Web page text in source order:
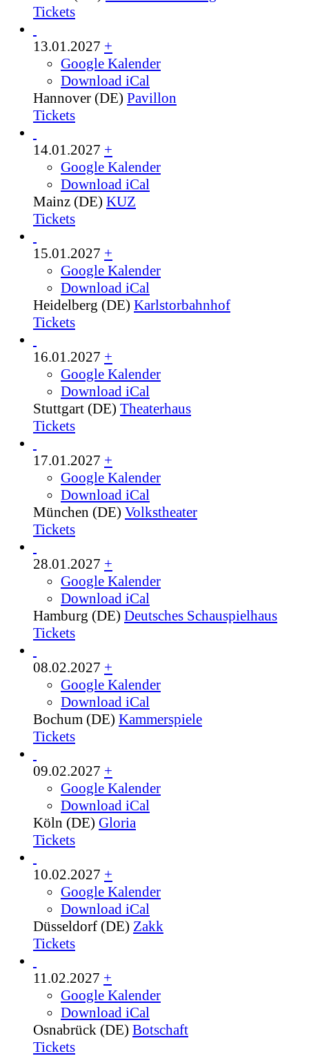
Tickets
13.01.2027 +
Google Kalender
Download iCal
Hannover (DE) Pavillon
Tickets
14.01.2027 +
Google Kalender
Download iCal
Mainz (DE) KUZ
Tickets
15.01.2027 +
Google Kalender
Download iCal
Heidelberg (DE) Karlstorbahnhof
Tickets
16.01.2027 +
Google Kalender
Download iCal
Stuttgart (DE) Theaterhaus
Tickets
17.01.2027 +
Google Kalender
Download iCal
München (DE) Volkstheater
Tickets
28.01.2027 +
Google Kalender
Download iCal
Hamburg (DE) Deutsches Schauspielhaus
Tickets
08.02.2027 +
Google Kalender
Download iCal
Bochum (DE) Kammerspiele
Tickets
09.02.2027 +
Google Kalender
Download iCal
Köln (DE) Gloria
Tickets
10.02.2027 +
Google Kalender
Download iCal
Düsseldorf (DE) Zakk
Tickets
11.02.2027 +
Google Kalender
Download iCal
Osnabrück (DE) Botschaft
Tickets